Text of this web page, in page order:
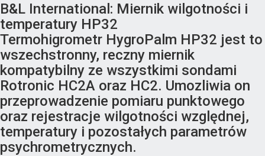
B&L International: Miernik wilgotności i
temperatury HP32
Termohigrometr HygroPalm HP32 jest to
wszechstronny, reczny miernik
kompatybilny ze wszystkimi sondami
Rotronic HC2A oraz HC2. Umozliwia on
przeprowadzenie pomiaru punktowego
oraz rejestracje wilgotności względnej,
temperatury i pozostałych parametrów
psychrometrycznych.